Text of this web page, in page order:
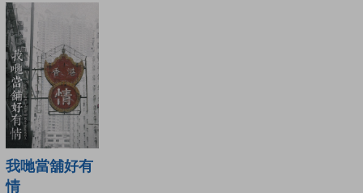
我哋當舖好有
情